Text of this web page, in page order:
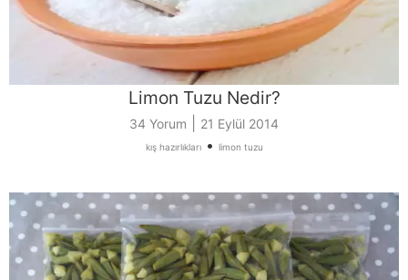
Limon Tuzu Nedir?
34 Yorum 21 Eylül 2014
kış hazırlıkları• limon tuzu